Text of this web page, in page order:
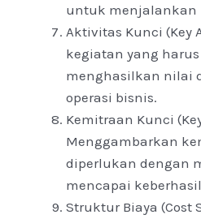
untuk menjalankan
Aktivitas Kunci (Key
kegiatan yang
menghasilkan nilai
operasi bisnis.
Kemitraan Kunci
Menggambarkan
diperlukan dengan
mencapai
Struktur Biaya (Cost